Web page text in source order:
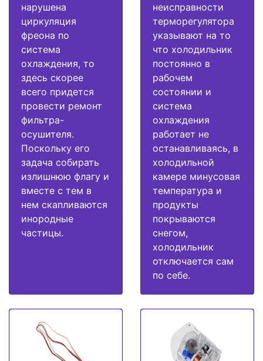
нарушена
циркуляция
фреона по
система
охлаждения, то
здесь скорее
всего придется
провести ремонт
фильтра-
осушителя.
Поскольку его
задача собирать
излишнюю флагу и
вместе с тем в
нем скапливаются
инородные
частицы.
неисправности
терморегулятора
указывают на то
что холодильник
постоянно в
рабочем
состоянии и
система
охлаждения
работает не
останавливаясь, в
холодильной
камере минусовая
температура и
продукты
покрываются
снегом,
холодильник
отключается сам
по себе.